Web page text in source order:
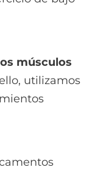
músculos
utilizamos